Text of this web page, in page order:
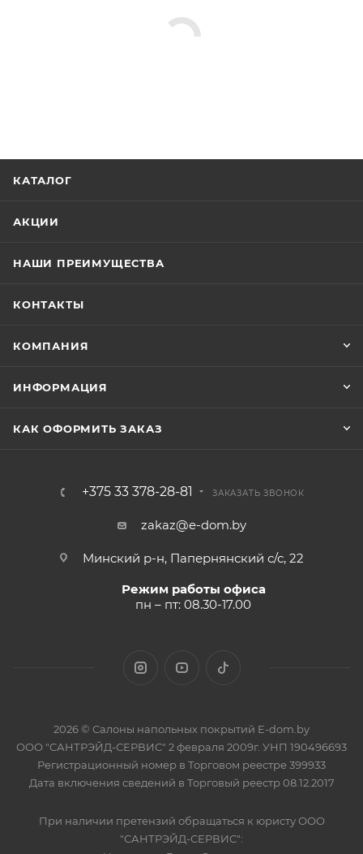
КАТАЛОГ
АКЦИИ
НАШИ ПРЕИМУЩЕСТВА
КОНТАКТЫ
КОМПАНИЯ
ИНФОРМАЦИЯ
КАК ОФОРМИТЬ ЗАКАЗ
+375 33 378-28-81 ЗАКАЗАТЬ ЗВОНОК
zakaz@e-dom.by
Минский р-н, Папернянский с/с, 22
Режим работы офиса
пн – пт: 08.30-17.00
2026 © Салоны напольных покрытий E-dom.by
ООО "САНТРЭЙД-СЕРВИС" 2 февраля 2009г. УНП 190496693
Регистрационный номер в Торговом реестре 399933
Дата включения сведений в Торговый реестр 08.12.2017
При наличии претензий обращаться к юристу ООО
"САНТРЭЙД-СЕРВИС":